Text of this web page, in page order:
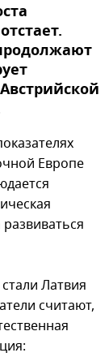
Европе
Латвия
считают,